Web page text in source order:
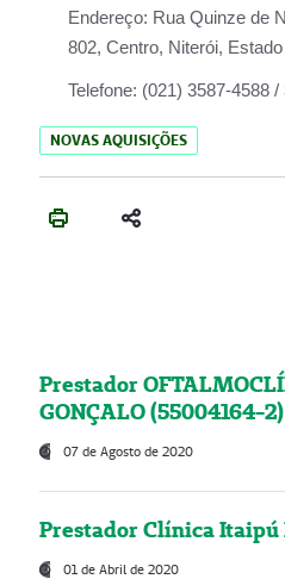
Endereço: Rua Quinze de
802, Centro, Niterói,
Telefone: (021) 3587-4588
NOVAS AQUISIÇÕES
Prestador
GONÇALO (55004164-2)
07 de Agosto de 2020
Prestador Clínica Itaipú
01 de Abril de 2020